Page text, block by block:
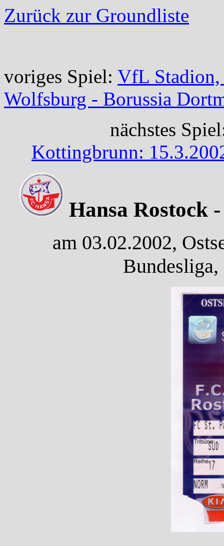
Zurück zur Groundliste
voriges Spiel: VfL
Wolfsburg - Borussia
nächstes
Kottingbrunn:
Hansa Rostock
am 03.02.2002,
Bundesliga,